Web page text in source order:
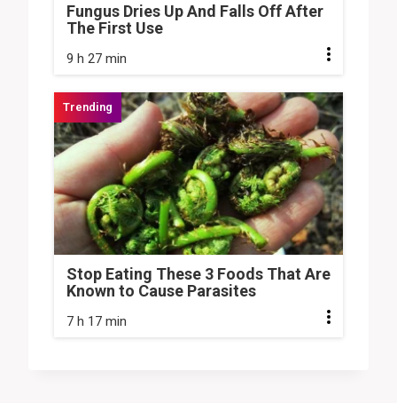
Fungus Dries Up And Falls Off After
The First Use
9 h 27 min
Stop Eating These 3 Foods That Are
Known to Cause Parasites
7 h 17 min